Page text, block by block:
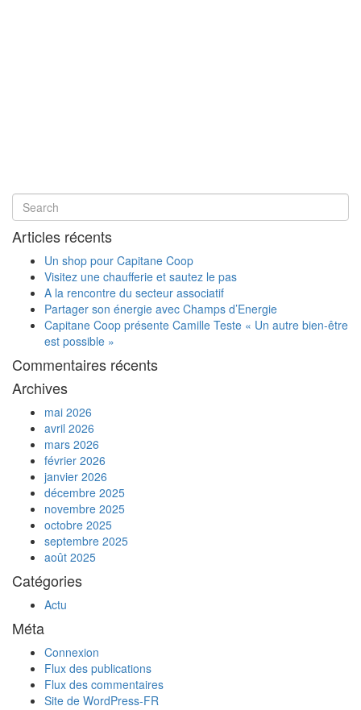
Articles récents
Un shop pour Capitane Coop
Visitez une chaufferie et sautez le pas
A la rencontre du secteur associatif
Partager son énergie avec Champs d’Energie
Capitane Coop présente Camille Teste « Un autre bien-être
est possible »
Commentaires récents
Archives
mai 2026
avril 2026
mars 2026
février 2026
janvier 2026
décembre 2025
novembre 2025
octobre 2025
septembre 2025
août 2025
Catégories
Actu
Méta
Connexion
Flux des publications
Flux des commentaires
Site de WordPress-FR